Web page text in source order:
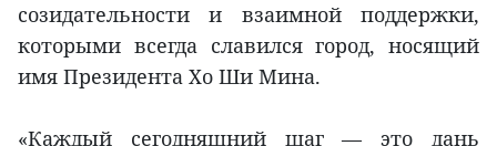
созидательности и взаимной поддержки,
которыми всегда славился город, носящий
имя Президента Хо Ши Мина.
«Каждый сегодняшний шаг — это дань